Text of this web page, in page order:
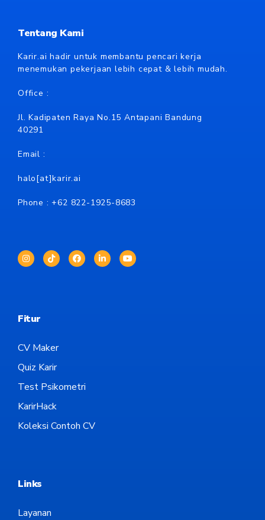
Tentang Kami
Karir.ai hadir untuk membantu pencari kerja
menemukan pekerjaan lebih cepat & lebih mudah.
Office :
Jl. Kadipaten Raya No.15 Antapani Bandung
40291
Email :
halo[at]karir.ai
Phone : +62 822-1925-8683
Fitur
CV Maker
Quiz Karir
Test Psikometri
KarirHack
Koleksi Contoh CV
Links
Layanan